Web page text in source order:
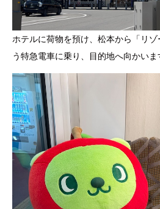
ホテルに荷物を預け、松本から「リ
う特急電車に乗り、目的地へ向かいま